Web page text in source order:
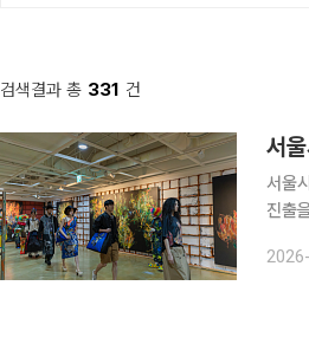
검색결과 총 331 건
서
서울
진출을 지